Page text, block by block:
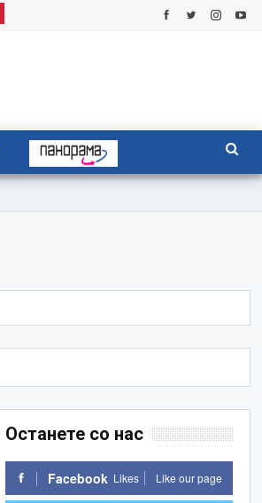
Останете со нас
Facebook Likes Like our page